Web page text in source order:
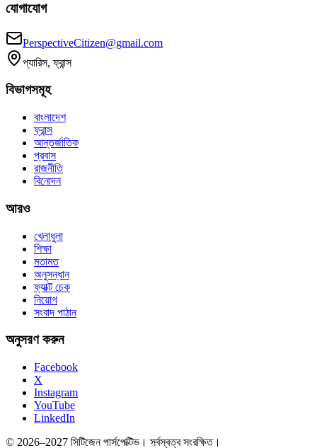
যোগাযোগ
PerspectiveCitizen@gmail.com
প্যারিস, ফ্রান্স
বিভাগসমূহ
বাংলাদেশ
ফ্রান্স
আন্তর্জাতিক
প্রবাস
রাজনীতি
বিনোদন
আরও
খেলাধুলা
শিক্ষা
মতামত
অনুসন্ধান
ফ্যাক্ট চেক
নিয়োগ
সংবাদ পাঠান
অনুসরণ করুন
Facebook
X
Instagram
YouTube
LinkedIn
© 2026–2027 সিটিজেন পার্সপেক্টিভ। সর্বস্বত্ব সংরক্ষিত।